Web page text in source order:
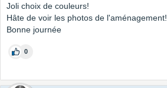
Joli choix de couleurs!
Hâte de voir les photos de l'aménagement!
Bonne journée
0